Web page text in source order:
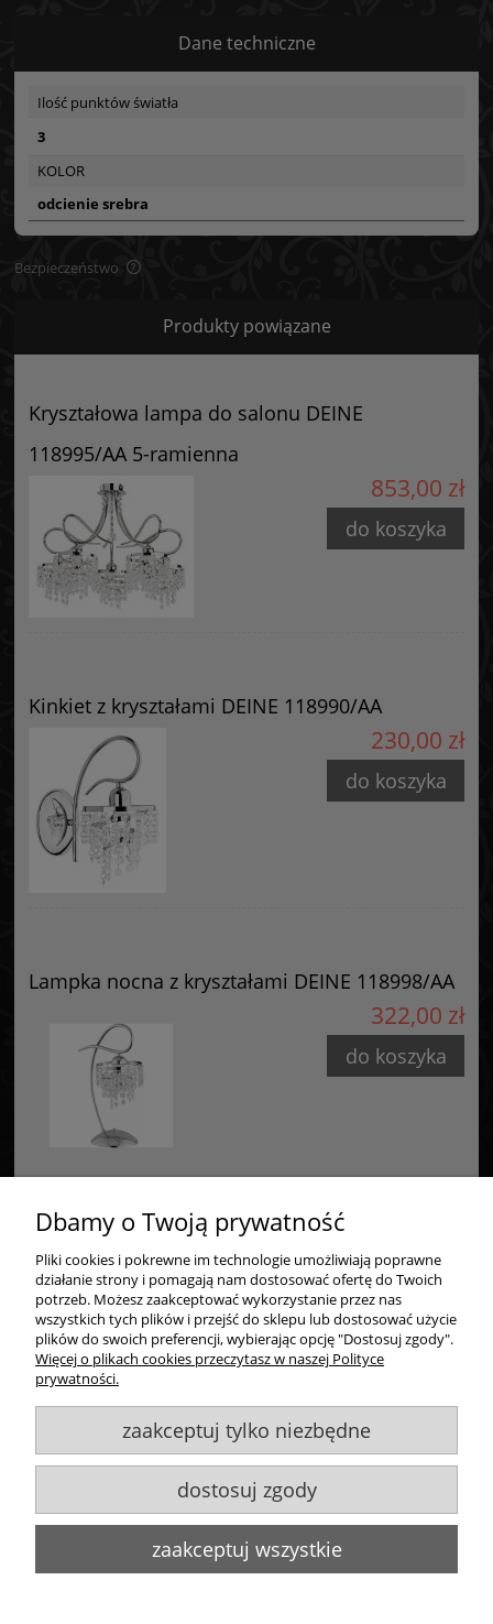
Dane techniczne
Ilość punktów światła
3
KOLOR
odcienie srebra
Bezpieczeństwo
Certyfikaty i ostrzeżenie bezpieczeństwa
Starzyńskiego 6
42-224 Częstochowa, Polska
info@goldsun-lampy.pl
Produkty powiązane
Kryształowa lampa do salonu DEINE
118995/AA 5-ramienna
853,00 zł
do koszyka
Kinkiet z kryształami DEINE 118990/AA
230,00 zł
do koszyka
Lampka nocna z kryształami DEINE 118998/AA
322,00 zł
do koszyka
Zakupy
Pomoc
Moje konto
Informacje
, ul. Kukuczki 20/24, 42-224 Częstochowa,
info@goldsun-lampy.pl
Biuro, magazyn, zwroty, odbiór osobisty:ul. Starzyńskiego 6, 42-224
Częstochowa
Wszelkie Prawa Zastrzeżone. ©
Goldsun
2011-2023
Dbamy o Twoją prywatność
Pliki cookies i pokrewne im technologie umożliwiają poprawne
działanie strony i pomagają nam dostosować ofertę do Twoich
potrzeb. Możesz zaakceptować wykorzystanie przez nas
wszystkich tych plików i przejść do sklepu lub dostosować użycie
plików do swoich preferencji, wybierając opcję "Dostosuj zgody".
Więcej o plikach cookies przeczytasz w naszej Polityce
prywatności.
zaakceptuj tylko niezbędne
dostosuj zgody
zaakceptuj wszystkie